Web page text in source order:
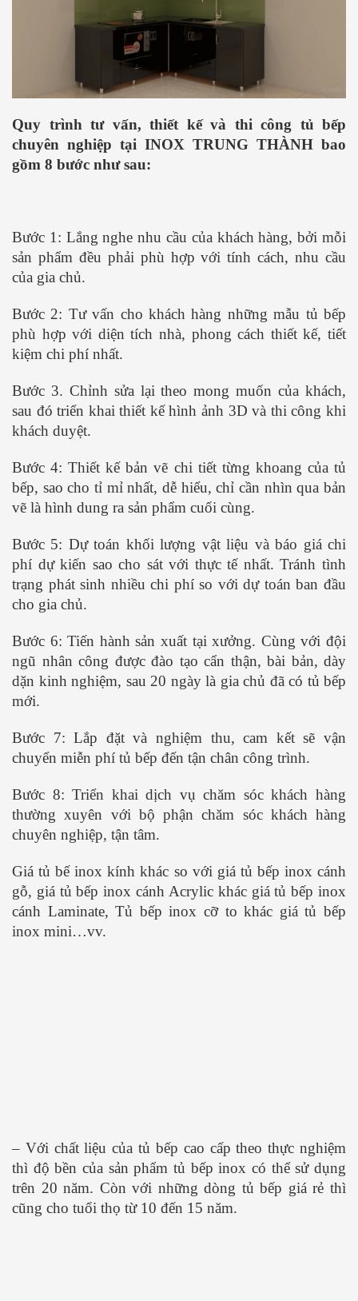
Quy trình tư vấn, thiết kế và thi công tủ bếp
chuyên nghiệp tại INOX TRUNG THÀNH bao
gồm 8 bước như sau:
Bước 1: Lắng nghe nhu cầu của khách hàng, bởi mỗi
sản phẩm đều phải phù hợp với tính cách, nhu cầu
của gia chủ.
Bước 2: Tư vấn cho khách hàng những mẫu tủ bếp
phù hợp với diện tích nhà, phong cách thiết kế, tiết
kiệm chi phí nhất.
Bước 3. Chỉnh sửa lại theo mong muốn của khách,
sau đó triển khai thiết kế hình ảnh 3D và thi công khi
khách duyệt.
Bước 4: Thiết kế bản vẽ chi tiết từng khoang của tủ
bếp, sao cho tỉ mỉ nhất, dễ hiểu, chỉ cần nhìn qua bản
vẽ là hình dung ra sản phẩm cuối cùng.
Bước 5: Dự toán khối lượng vật liệu và báo giá chi
phí dự kiến sao cho sát với thực tế nhất. Tránh tình
trạng phát sinh nhiều chi phí so với dự toán ban đầu
cho gia chủ.
Bước 6: Tiến hành sản xuất tại xưởng. Cùng với đội
ngũ nhân công được đào tạo cẩn thận, bài bản, dày
dặn kinh nghiệm, sau 20 ngày là gia chủ đã có tủ bếp
mới.
Bước 7: Lắp đặt và nghiệm thu, cam kết sẽ vận
chuyển miễn phí tủ bếp đến tận chân công trình.
Bước 8: Triển khai dịch vụ chăm sóc khách hàng
thường xuyên với bộ phận chăm sóc khách hàng
chuyên nghiệp, tận tâm.
Giá tủ bế inox kính khác so với giá tủ bếp inox cánh
gỗ, giá tủ bếp inox cánh Acrylic khác giá tủ bếp inox
cánh Laminate, Tủ bếp inox cỡ to khác giá tủ bếp
inox mini…vv.
– Với chất liệu của tủ bếp cao cấp theo thực nghiệm
thì độ bền của sản phẩm tủ bếp inox có thể sử dụng
trên 20 năm. Còn với những dòng tủ bếp giá rẻ thì
cũng cho tuổi thọ từ 10 đến 15 năm.